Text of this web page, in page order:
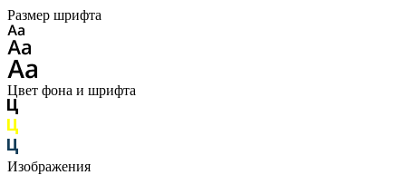
Размер шрифта
Цвет фона и шрифта
Изображения